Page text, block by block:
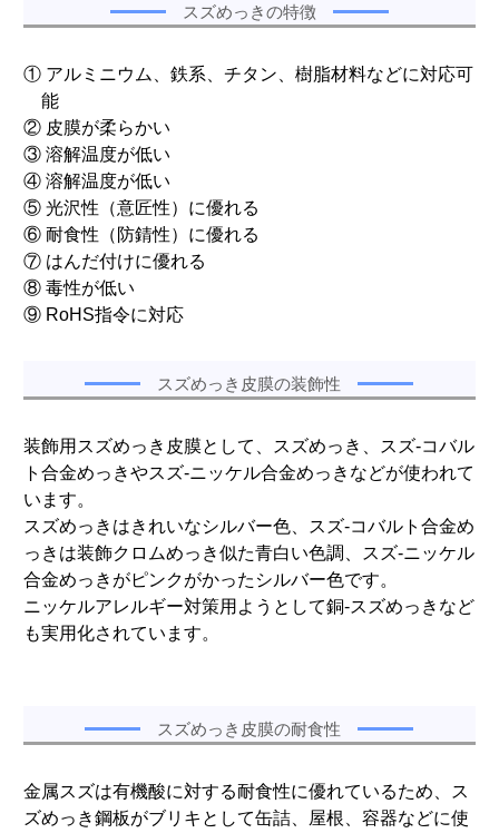
スズめっきの特徴
① アルミニウム、鉄系、チタン、樹脂材料などに対応可
能
② 皮膜が柔らかい
③ 溶解温度が低い
④ 溶解温度が低い
⑤ 光沢性（意匠性）に優れる
⑥ 耐食性（防錆性）に優れる
⑦ はんだ付けに優れる
⑧ 毒性が低い
⑨ RoHS指令に対応
スズめっき皮膜の装飾性
装飾用スズめっき皮膜として、スズめっき、スズ-コバル
ト合金めっきやスズ-ニッケル合金めっきなどが使われて
います。
スズめっきはきれいなシルバー色、スズ-コバルト合金め
っきは装飾クロムめっき似た青白い色調、スズ-ニッケル
合金めっきがピンクがかったシルバー色です。
ニッケルアレルギー対策用ようとして銅-スズめっきなど
も実用化されています。
スズめっき皮膜の耐食性
金属スズは有機酸に対する耐食性に優れているため、ス
ズめっき鋼板がブリキとして缶詰、屋根、容器などに使